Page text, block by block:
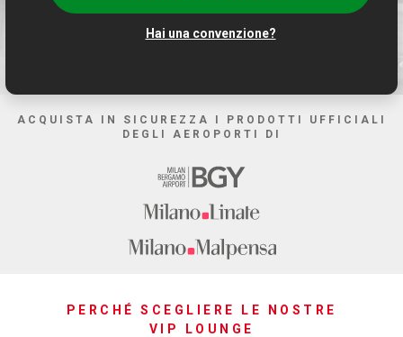
Hai una convenzione?
ACQUISTA IN SICUREZZA I PRODOTTI UFFICIALI
DEGLI AEROPORTI DI
PERCHÉ SCEGLIERE LE NOSTRE
VIP LOUNGE